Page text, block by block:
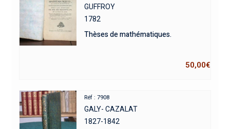
GUFFROY
1782
Thèses de mathématiques.
50,00€
Réf : 7908
GALY- CAZALAT
1827-1842